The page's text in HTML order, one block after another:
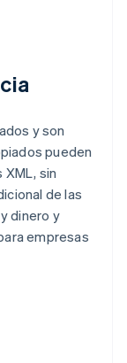
y son
pueden
sin
de las
dinero y
empresas